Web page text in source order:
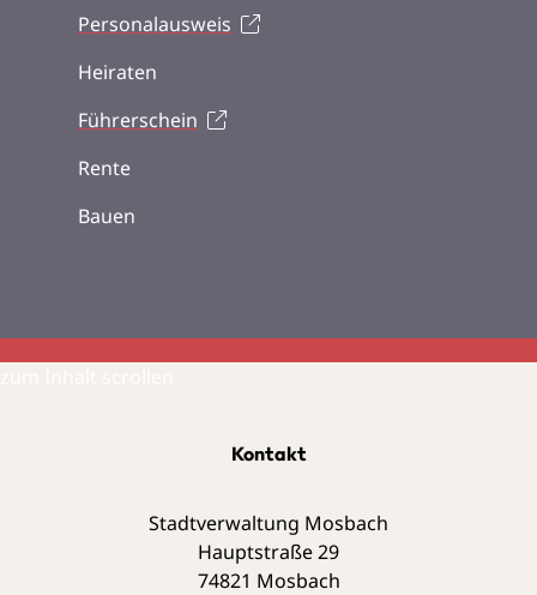
Personalausweis
Heiraten
Führerschein
Rente
Bauen
Kontakt
Stadtverwaltung Mosbach
Hauptstraße 29
74821 Mosbach